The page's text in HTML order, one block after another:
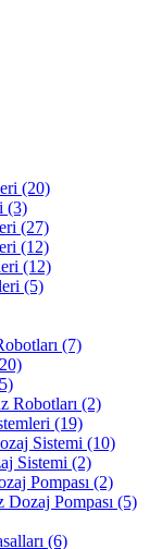
(20)
(3)
(27)
(12)
(12)
(5)
(7)
Robotları (2)
(19)
Sistemi (10)
Sistemi (2)
Pompası (2)
Pompası (5)
(6)